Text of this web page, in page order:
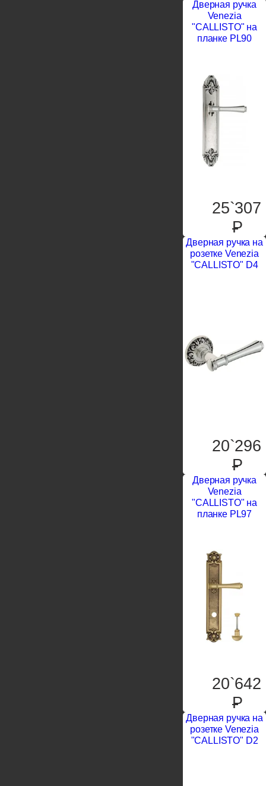
Дверная ручка
Venezia
"CALLISTO" на
планке PL90
25`307
P
Дверная ручка на
розетке Venezia
"CALLISTO" D4
20`296
P
Дверная ручка
Venezia
"CALLISTO" на
планке PL97
20`642
P
Дверная ручка на
розетке Venezia
"CALLISTO" D2